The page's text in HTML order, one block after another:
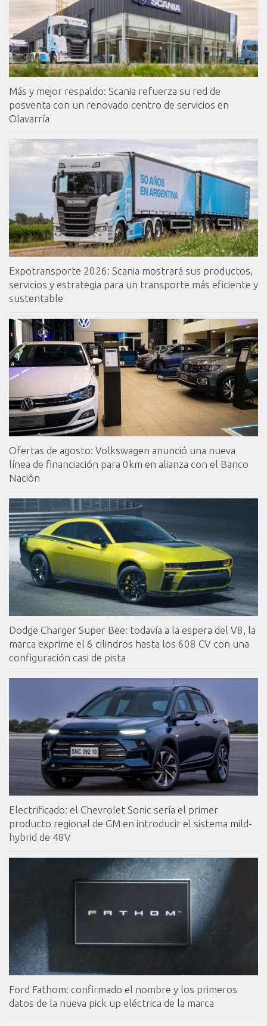
Más y mejor respaldo: Scania refuerza su red de
posventa con un renovado centro de servicios en
Olavarría
Expotransporte 2026: Scania mostrará sus productos,
servicios y estrategia para un transporte más eficiente y
sustentable
Ofertas de agosto: Volkswagen anunció una nueva
línea de financiación para 0km en alianza con el Banco
Nación
Dodge Charger Super Bee: todavía a la espera del V8, la
marca exprime el 6 cilindros hasta los 608 CV con una
configuración casi de pista
Electrificado: el Chevrolet Sonic sería el primer
producto regional de GM en introducir el sistema mild-
hybrid de 48V
Ford Fathom: confirmado el nombre y los primeros
datos de la nueva pick up eléctrica de la marca